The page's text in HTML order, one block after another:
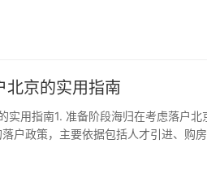
北京的实用指南
户政策，主要依据包括人才引进、购